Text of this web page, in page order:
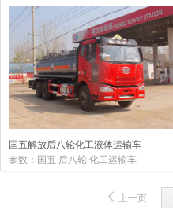
国五解放后八轮化工液体运输车
参数：国五 后八轮 化工运输车
上一页